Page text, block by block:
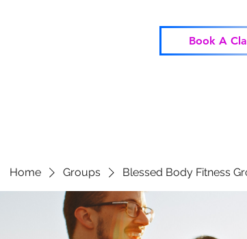
Book A
Home Groups Blessed Body Fitness